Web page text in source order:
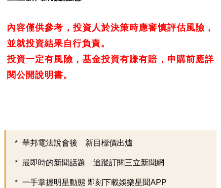
內容僅供參考，投資人於決策時應審慎評估風險，
並就投資結果自行負責。
投資一定有風險，基金投資有賺有賠，申購前應詳
閱公開說明書。
華邦電法說會後 新目標價出爐
最即時的新聞話題 追蹤訂閱三立新聞網
一手掌握明星動態 即刻下載娛樂星聞APP